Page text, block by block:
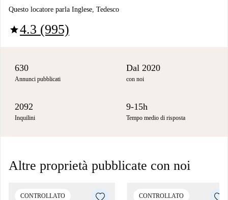
Questo locatore parla Inglese, Tedesco
star4.3 (995)
630
Annunci pubblicati
Dal 2020
con noi
2092
Inquilini
9-15h
Tempo medio di risposta
Altre proprietà pubblicate con noi
CONTROLLATO CONTROLLATO